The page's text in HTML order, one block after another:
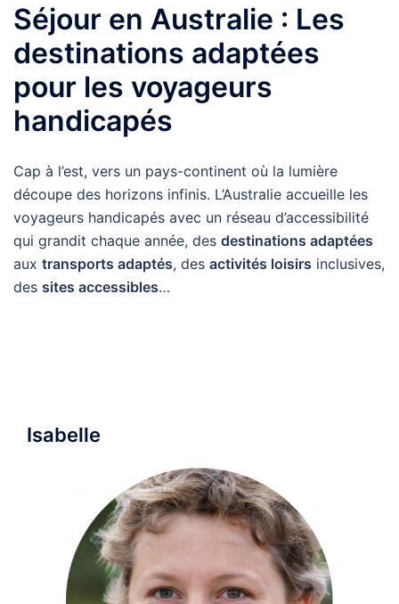
Séjour en Australie : Les
destinations adaptées
pour les voyageurs
handicapés
Cap à l’est, vers un pays-continent où la lumière
découpe des horizons infinis. L’Australie accueille les
voyageurs handicapés avec un réseau d’accessibilité
qui grandit chaque année, des destinations adaptées
aux transports adaptés, des activités loisirs inclusives,
des sites accessibles…
Isabelle